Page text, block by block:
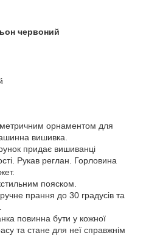
червоний
орнаментом для
вишивка.
придає вишиванці
Рукав реглан. Горловина
пояском.
ручне прання до 30 градусів та
повинна бути у кожної
та стане для неї справжнім